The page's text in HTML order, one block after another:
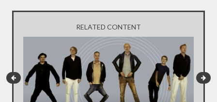
RELATED CONTENT